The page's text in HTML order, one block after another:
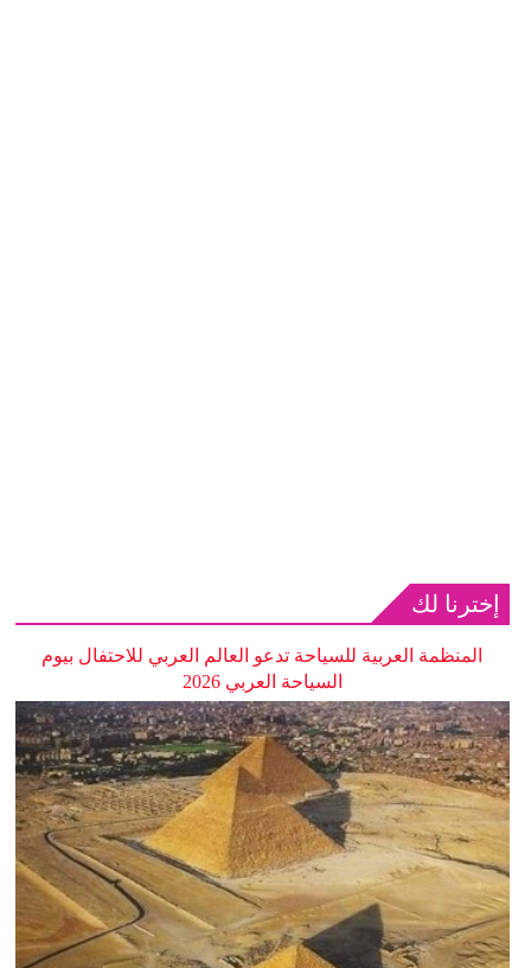
إخترنا لك
المنظمة العربية للسياحة تدعو العالم العربي للاحتفال بيوم
السياحة العربي 2026